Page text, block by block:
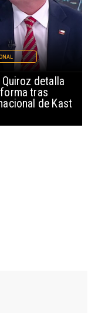
detalla
tras
de Kast